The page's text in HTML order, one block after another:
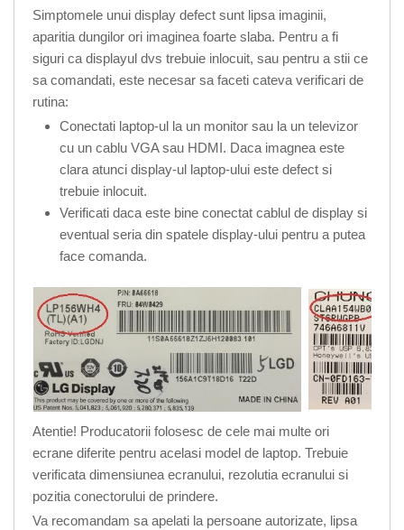
Simptomele unui display defect sunt lipsa imaginii,
aparitia dungilor ori imaginea foarte slaba. Pentru a fi
siguri ca displayul dvs trebuie inlocuit, sau pentru a stii ce
sa comandati, este necesar sa faceti cateva verificari de
rutina:
Conectati laptop-ul la un monitor sau la un televizor
cu un cablu VGA sau HDMI. Daca imagnea este
clara atunci display-ul laptop-ului este defect si
trebuie inlocuit.
Verificati daca este bine conectat cablul de display si
eventual seria din spatele display-ului pentru a putea
face comanda.
Atentie! Producatorii folosesc de cele mai multe ori
ecrane diferite pentru acelasi model de laptop. Trebuie
verificata dimensiunea ecranului, rezolutia ecranului si
pozitia conectorului de prindere.
Va recomandam sa apelati la persoane autorizate, lipsa